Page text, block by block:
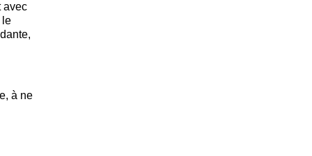
avec
le
à ne